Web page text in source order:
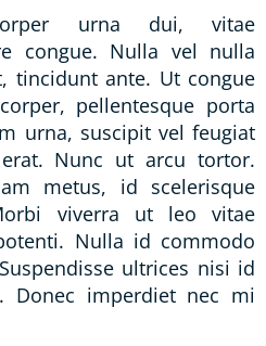
urna dui, vitae
congue. Nulla vel nulla
tincidunt ante. Ut congue
pellentesque porta
urna, suscipit vel feugiat
Nunc ut arcu tortor.
metus, id scelerisque
viverra ut leo vitae
Nulla id commodo
ultrices nisi id
Donec imperdiet nec mi